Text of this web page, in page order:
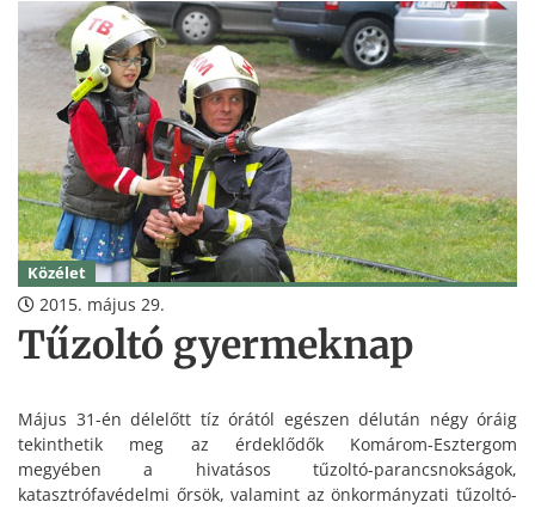
Közélet
2015. május 29.
Tűzoltó gyermeknap
Május 31-én délelőtt tíz órától egészen délután négy óráig
tekinthetik meg az érdeklődők Komárom-Esztergom
megyében a hivatásos tűzoltó-parancsnokságok,
katasztrófavédelmi őrsök, valamint az önkormányzati tűzoltó-